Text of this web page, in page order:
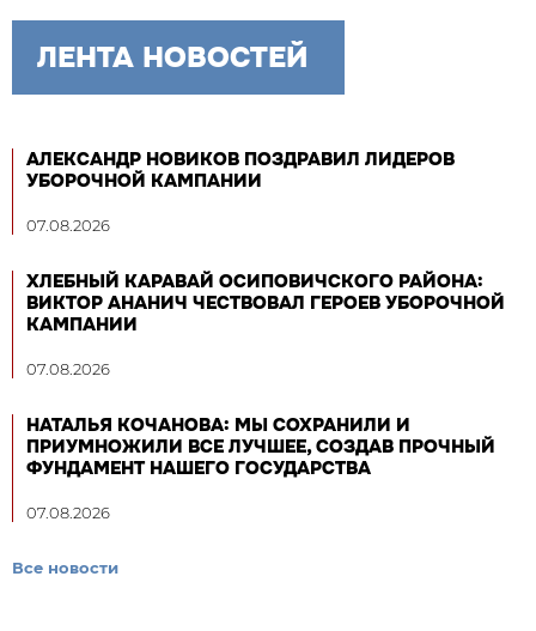
ЛЕНТА НОВОСТЕЙ
АЛЕКСАНДР НОВИКОВ ПОЗДРАВИЛ ЛИДЕРОВ
УБОРОЧНОЙ КАМПАНИИ
07.08.2026
ХЛЕБНЫЙ КАРАВАЙ ОСИПОВИЧСКОГО РАЙОНА:
ВИКТОР АНАНИЧ ЧЕСТВОВАЛ ГЕРОЕВ УБОРОЧНОЙ
КАМПАНИИ
07.08.2026
НАТАЛЬЯ КОЧАНОВА: МЫ СОХРАНИЛИ И
ПРИУМНОЖИЛИ ВСЕ ЛУЧШЕЕ, СОЗДАВ ПРОЧНЫЙ
ФУНДАМЕНТ НАШЕГО ГОСУДАРСТВА
07.08.2026
Все новости